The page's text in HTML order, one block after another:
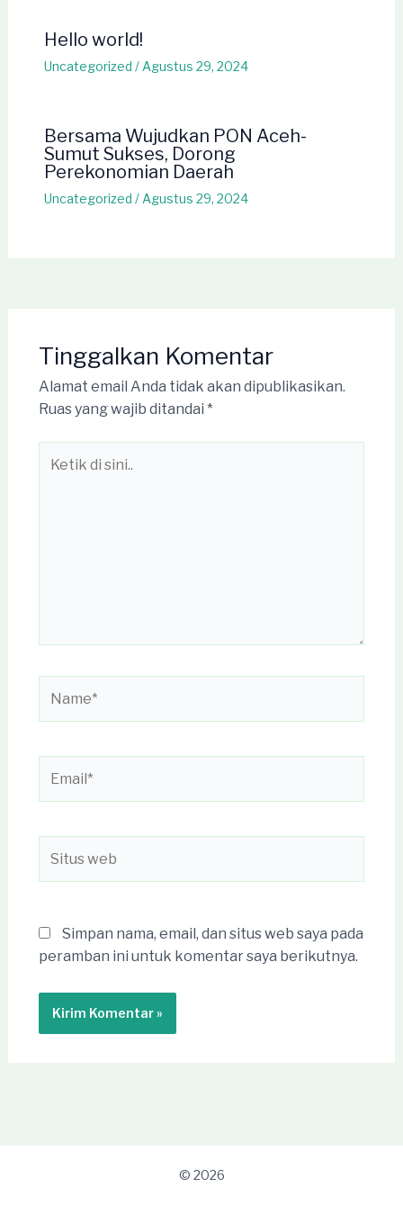
Hello world!
Uncategorized / Agustus 29, 2024
Bersama Wujudkan PON Aceh-
Sumut Sukses, Dorong
Perekonomian Daerah
Uncategorized / Agustus 29, 2024
Tinggalkan Komentar
Alamat email Anda tidak akan dipublikasikan.
Ruas yang wajib ditandai *
web
Simpan nama, email, dan situs web saya pada
peramban ini untuk komentar saya berikutnya.
© 2026